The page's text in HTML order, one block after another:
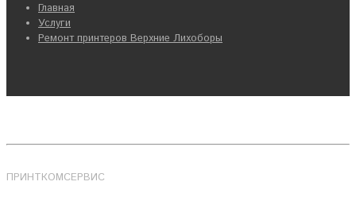
Главная
Услуги
Ремонт принтеров Верхние Лихоборы
ПРИНТКОМСЕРВИС